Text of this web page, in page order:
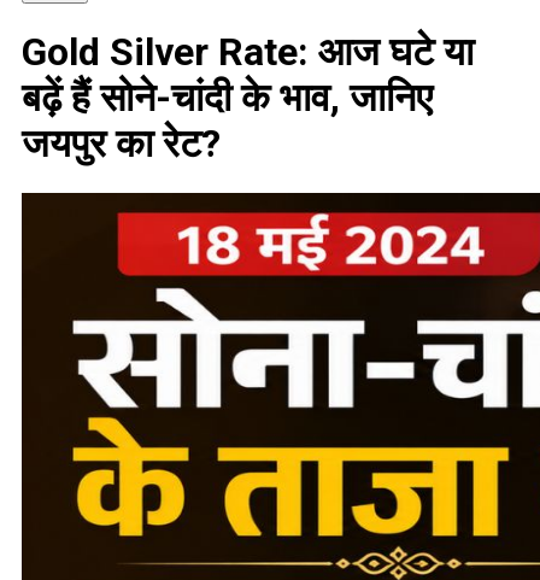
Gold Silver Rate: आज घटे या
बढ़ें हैं सोने-चांदी के भाव, जानिए
जयपुर का रेट?